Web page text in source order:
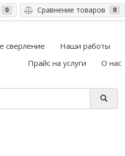
0 Сравнение товаров 0
сверление Наши работы
Прайс на услуги
О нас